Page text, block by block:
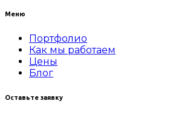
Меню
Портфолио
Как мы работаем
Цены
Блог
Оставьте заявку